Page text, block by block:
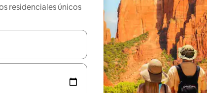
residenciales únicos
disponibles, navega con las teclas de flecha hacia arriba y